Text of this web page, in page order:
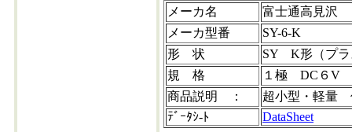
メーカ名
富士通高見沢
メーカ型番
SY-6-K
形 状
SY K形（プラ
規 格
１極 DC６V
商品説明 ：
超小型・軽量
ﾃﾞｰﾀｼ-ﾄ
DataSheet